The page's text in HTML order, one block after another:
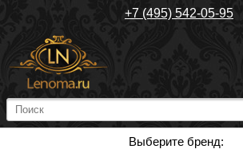
+7 (495) 542-05-95
Выберите бренд: